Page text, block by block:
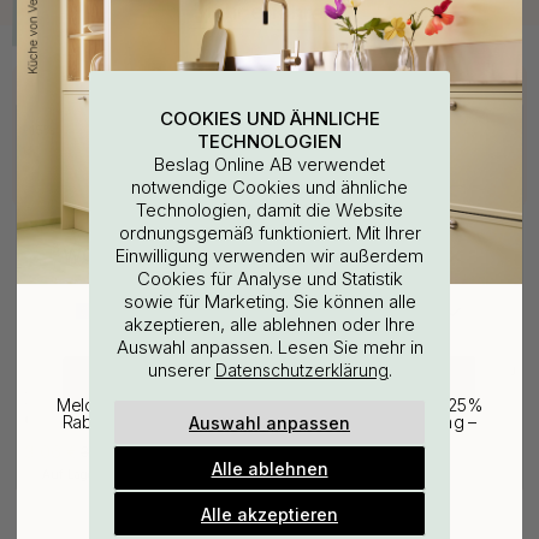
Kaufen Sie zusammen mit
Oberflächenreinigungstuch
3.60 €
15
Toilettenpapierhalter - CL221 -
81.43 €95.80 €
Auf Lager
COOKIES UND ÄHNLICHE
TECHNOLOGIEN
Beslag Online AB verwendet
notwendige Cookies und ähnliche
Technologien, damit die Website
ordnungsgemäß funktioniert. Mit Ihrer
Einwilligung verwenden wir außerdem
Cookies für Analyse und Statistik
sowie für Marketing. Sie können alle
akzeptieren, alle ablehnen oder Ihre
Auswahl anpassen. Lesen Sie mehr in
unserer Datenschutzerklärung.
Auswahl anpassen
Alle ablehnen
Alle akzeptieren
WOULD YOU RATHER VISIT?
EU
CHANGE COUNTRY
25% Rabatt auf deinen
günstigsten Artikel
Melde dich für unseren Newsletter an und erhalte 25%
Rabatt auf den günstigsten Artikel deiner Bestellung –
plus Inspiration und exklusive Angebote.
Gültig bis zum 31. August